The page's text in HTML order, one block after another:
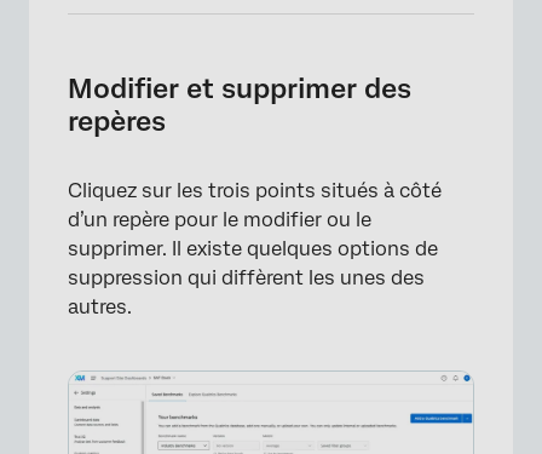
Modifier et supprimer des
repères
Cliquez sur les trois points situés à côté
d’un repère pour le modifier ou le
supprimer. Il existe quelques options de
suppression qui diffèrent les unes des
autres.